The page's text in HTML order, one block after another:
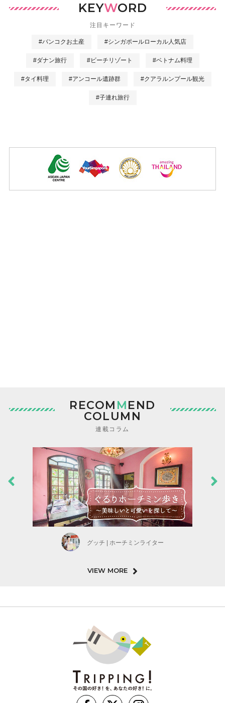
KEYWORD
注目キーワード
#バンコクお土産 #シンガポールローカル人気店
#ダナン旅行 #ビーチリゾート #ベトナム料理
#タイ料理 #アンコール遺跡群 #クアラルンプール観光
#子連れ旅行
RECOM MEND
COLUMN
連載コラム
グッチ | ホーチミンライター
VIEW MORE